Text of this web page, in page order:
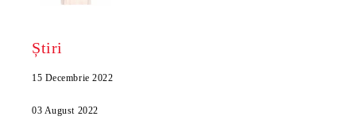
Știri
15 Decembrie 2022
03 August 2022